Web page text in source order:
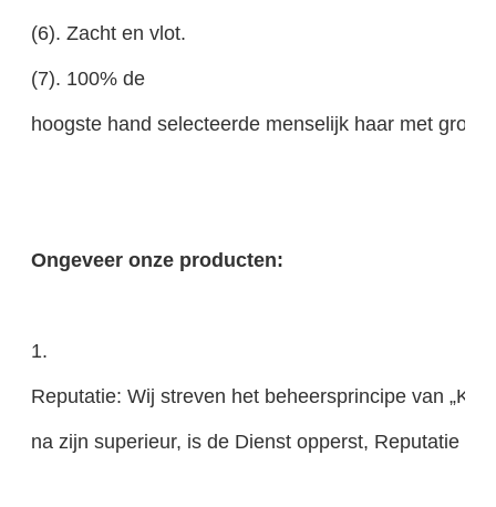
(6). Zacht en vlot.
(7). 100% de
hoogste hand selecteerde menselijk haar met
Ongeveer onze producten:
1.
Reputatie: Wij streven het beheersprincipe van
na zijn superieur, is de Dienst opperst, Reputatie